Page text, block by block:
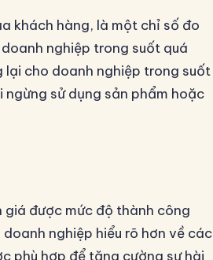
khách hàng, là một chỉ số đo
nghiệp trong suốt quá
cho doanh nghiệp trong suốt
sử dụng sản phẩm hoặc
giá được mức độ thành công
nghiệp hiểu rõ hơn về các
phù hợp để tăng cường sự hài